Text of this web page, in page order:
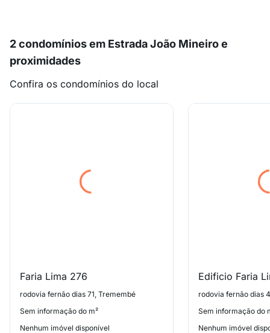
2 condomínios em Estrada João Mineiro e
proximidades
Confira os condomínios do local
Faria Lima 276
rodovia fernão dias 71, Tremembé
Sem informação do m²
Nenhum imóvel disponível
Edificio Faria
rodovia fernão dias
Sem informação do
Nenhum imóvel